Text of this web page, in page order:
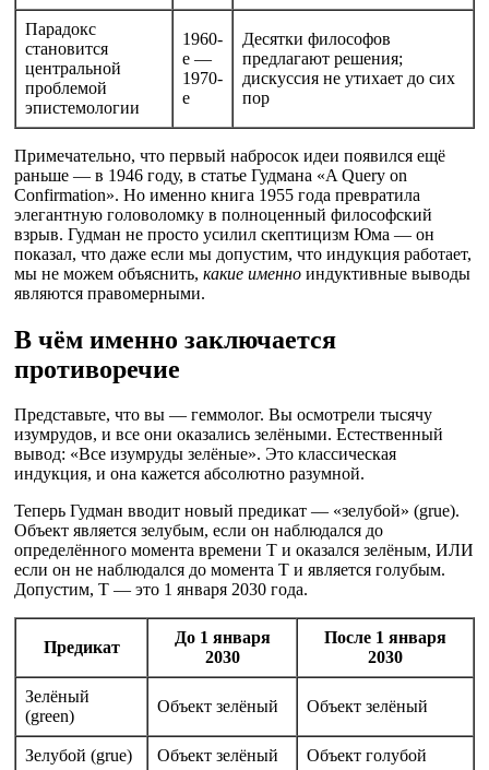
Парадокс
становится
центральной
проблемой
эпистемологии
1960-
е —
1970-
е
Десятки философов
предлагают решения;
дискуссия не утихает до сих
пор
Примечательно, что первый набросок идеи появился ещё
раньше — в 1946 году, в статье Гудмана «A Query on
Confirmation». Но именно книга 1955 года превратила
элегантную головоломку в полноценный философский
взрыв. Гудман не просто усилил скептицизм Юма — он
показал, что даже если мы допустим, что индукция работает,
мы не можем объяснить, какие именно индуктивные выводы
являются правомерными.
В чём именно заключается
противоречие
Представьте, что вы — геммолог. Вы осмотрели тысячу
изумрудов, и все они оказались зелёными. Естественный
вывод: «Все изумруды зелёные». Это классическая
индукция, и она кажется абсолютно разумной.
Теперь Гудман вводит новый предикат — «зелубой» (grue).
Объект является зелубым, если он наблюдался до
определённого момента времени T и оказался зелёным, ИЛИ
если он не наблюдался до момента T и является голубым.
Допустим, T — это 1 января 2030 года.
Предикат
До 1 января
2030
После 1 января
2030
Зелёный
(green)
Объект зелёный Объект зелёный
Зелубой (grue) Объект зелёный Объект голубой